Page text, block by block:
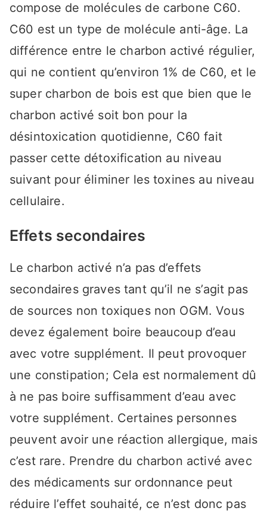
compose de molécules de carbone C60.
C60 est un type de molécule anti-âge. La
différence entre le charbon activé régulier,
qui ne contient qu’environ 1% de C60, et le
super charbon de bois est que bien que le
charbon activé soit bon pour la
désintoxication quotidienne, C60 fait
passer cette détoxification au niveau
suivant pour éliminer les toxines au niveau
cellulaire.
Effets secondaires
Le charbon activé n’a pas d’effets
secondaires graves tant qu’il ne s’agit pas
de sources non toxiques non OGM. Vous
devez également boire beaucoup d’eau
avec votre supplément. Il peut provoquer
une constipation; Cela est normalement dû
à ne pas boire suffisamment d’eau avec
votre supplément. Certaines personnes
peuvent avoir une réaction allergique, mais
c’est rare. Prendre du charbon activé avec
des médicaments sur ordonnance peut
réduire l’effet souhaité, ce n’est donc pas